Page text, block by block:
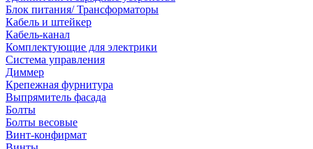
Блок питания/ Трансформаторы
Кабель и штейкер
Кабель-канал
Комплектующие для электрики
Система управления
Диммер
Крепежная фурнитура
Выпрямитель фасада
Болты
Болты весовые
Винт-конфирмат